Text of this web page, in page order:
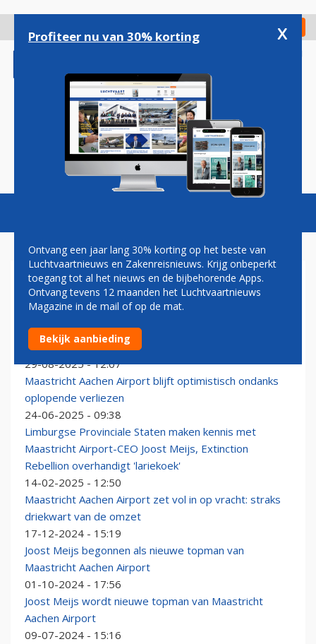
gaan
Check in
Magazine Podcasts Vacatures
JOOST MEIJS
Topman Joost Meijs verruilt Maastricht Aachen Airport
voor LVNL
29-08-2025 - 12:07
Maastricht Aachen Airport blijft optimistisch ondanks
oplopende verliezen
24-06-2025 - 09:38
Limburgse Provinciale Staten maken kennis met
Maastricht Airport-CEO Joost Meijs, Extinction
Rebellion overhandigt 'lariekoek'
14-02-2025 - 12:50
Maastricht Aachen Airport zet vol in op vracht: straks
driekwart van de omzet
17-12-2024 - 15:19
Joost Meijs begonnen als nieuwe topman van
Maastricht Aachen Airport
01-10-2024 - 17:56
Joost Meijs wordt nieuwe topman van Maastricht
Aachen Airport
09-07-2024 - 15:16
Profiteer nu van 30% korting x
Ontvang een jaar lang 30% korting op het beste van
Luchtvaartnieuws en Zakenreisnieuws. Krijg onbeperkt
toegang tot al het nieuws en de bijbehorende Apps.
Ontvang tevens 12 maanden het Luchtvaartnieuws
Magazine in de mail of op de mat.
Bekijk aanbieding